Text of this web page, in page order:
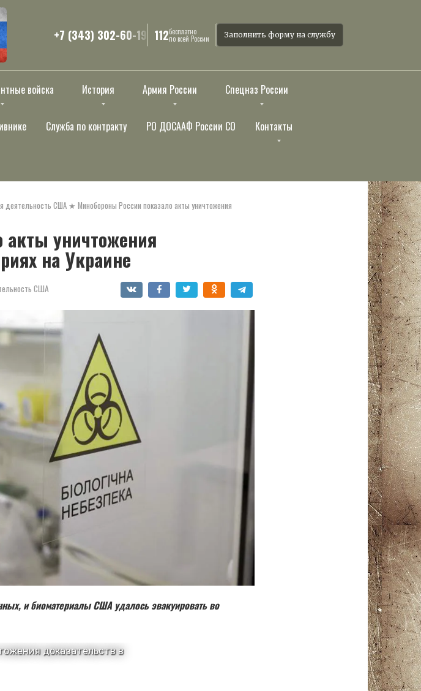
+7 (343) 302-60-19 112бесплатно
по всей России Заполнить форму на службу
войска История Армия России Спецназ России
Служба по контракту РО ДОСААФ России СО Контакты
деятельность США ★ Минобороны России показало акты уничтожения
акты уничтожения
на Украине
США
и биоматериалы США удалось эвакуировать во